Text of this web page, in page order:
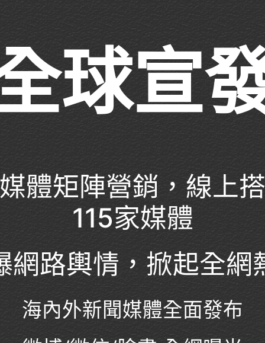
球宣
體矩陣營銷，線上
115家媒體
網路輿情，掀起全網
海內外新聞媒體全面發布